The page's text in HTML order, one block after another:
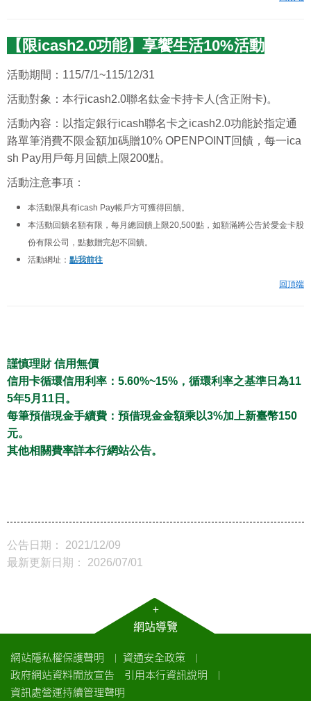
【限icash2.0功能】享饗生活10%活動
活動期間：115/7/1~115/12/31
活動對象：本行icash2.0聯名鈦金卡持卡人(含正附卡)。
活動內容： 以指定銀行icash聯名卡之icash2.0功能於指定通
路單筆消費不限金額加碼贈10% OPENPOINT回饋，每一ica
sh Pay用戶每月回饋上限200點。
活動注意事項：
本活動限具有icash Pay帳戶方可獲得回饋。
本活動回饋名額有限，每月總回饋上限20,500點，如額滿將公告於愛金卡股
份有限公司，點數贈完恕不回饋。
活動網址： 點我前往
回頂端
謹慎理財 信用無價
信用卡循環信用利率：5.60%~15%，循環利率之基準日為11
5年5月11日。
每筆預借現金手續費：預借現金金額乘以3%加上新臺幣150
元。
其他相關費率詳本行網站公告。
公告日期： 2021/12/09
最新更新日期： 2026/07/01
+
網站導覽
網站隱私權保護聲明 ｜ 資通安全政策 ｜
政府網站資料開放宣告 引用本行資訊說明 ｜
資訊處營運持續管理聲明